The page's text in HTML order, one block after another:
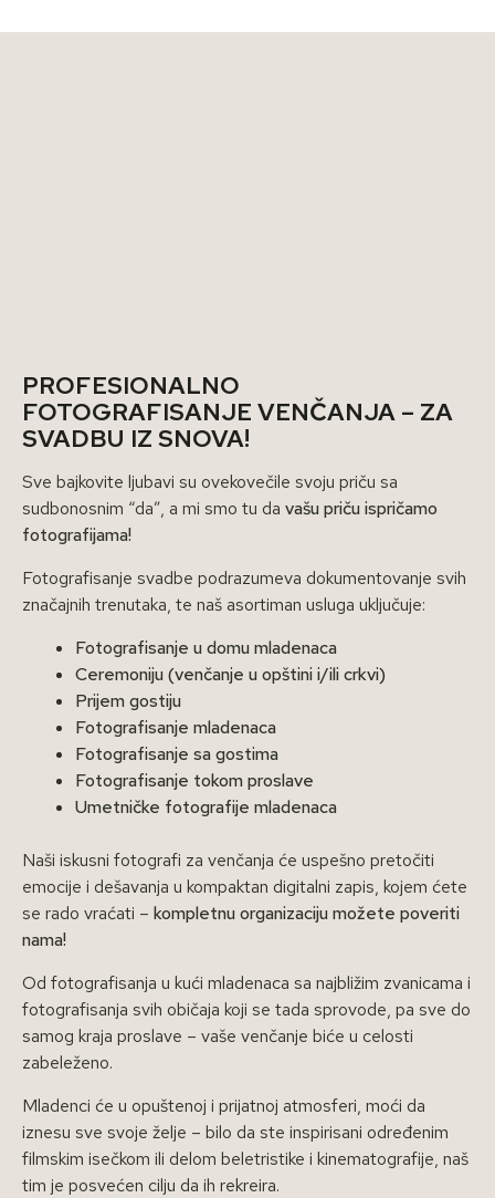
PROFESIONALNO
FOTOGRAFISANJE VENČANJA – ZA
SVADBU IZ SNOVA!
Sve bajkovite ljubavi su ovekovečile svoju priču sa
sudbonosnim “da”, a mi smo tu da vašu priču ispričamo
fotografijama!
Fotografisanje svadbe podrazumeva dokumentovanje svih
značajnih trenutaka, te naš asortiman usluga uključuje:
Fotografisanje u domu mladenaca
Ceremoniju (venčanje u opštini i/ili crkvi)
Prijem gostiju
Fotografisanje mladenaca
Fotografisanje sa gostima
Fotografisanje tokom proslave
Umetničke fotografije mladenaca
Naši iskusni fotografi za venčanja će uspešno pretočiti
emocije i dešavanja u kompaktan digitalni zapis, kojem ćete
se rado vraćati – kompletnu organizaciju možete poveriti
nama!
Od fotografisanja u kući mladenaca sa najbližim zvanicama i
fotografisanja svih običaja koji se tada sprovode, pa sve do
samog kraja proslave – vaše venčanje biće u celosti
zabeleženo.
Mladenci će u opuštenoj i prijatnoj atmosferi, moći da
iznesu sve svoje želje – bilo da ste inspirisani određenim
filmskim isečkom ili delom beletristike i kinematografije, naš
tim je posvećen cilju da ih rekreira.